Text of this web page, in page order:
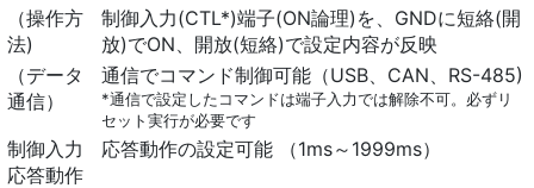
（操作方
法)
制御入力(CTL*)端子(ON論理)を、GNDに短絡(開
放)でON、開放(短絡)で設定内容が反映
（データ
通信）
通信でコマンド制御可能（USB、CAN、RS-485)
*通信で設定したコマンドは端子入力では解除不可。必ずリ
セット実行が必要です
制御入力
応答動作
応答動作の設定可能 （1ms～1999ms）